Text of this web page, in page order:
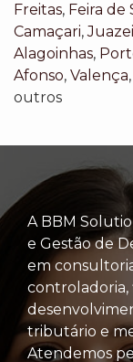
Freitas, Feira de
Camaçari,
Alagoinhas,
Afonso, Valença,
outros
A BBM
e Gestão de
em
controladoria,
tributário e
Atendemos